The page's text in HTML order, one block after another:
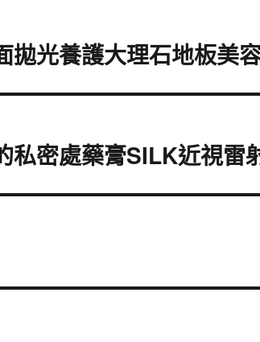
拋光養護大理石地板美
私密處藥膏SILK近視雷